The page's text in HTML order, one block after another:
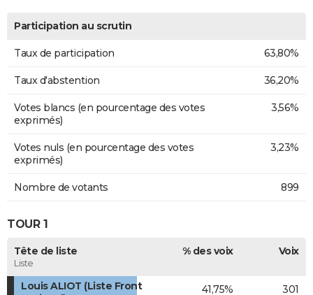
Participation au scrutin
Taux de participation 63,80%
Taux d'abstention 36,20%
Votes blancs (en pourcentage des votes
exprimés)
3,56%
Votes nuls (en pourcentage des votes
exprimés)
3,23%
Nombre de votants 899
TOUR 1
Tête de liste
Liste
% des voix Voix
Louis ALIOT (Liste Front
41,75% 301